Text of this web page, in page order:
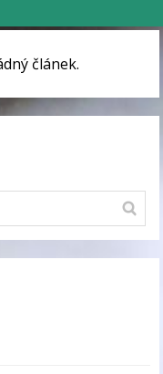
článek.